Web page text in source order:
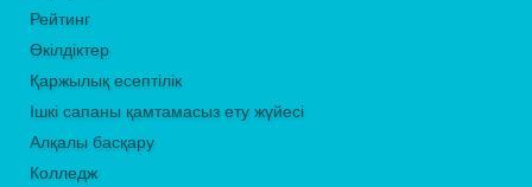
Рейтинг
Өкілдіктер
Қаржылық есептілік
Ішкі сапаны қамтамасыз ету жүйесі
Алқалы басқару
Колледж